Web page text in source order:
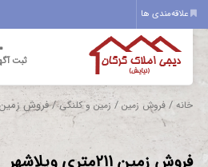
علاقه‌مندی ها
ثبت
خانه/فروش زمین / زمین و کلنگی/ فروش زمین 211متری
فروش زمین 211متری ویلاشهر